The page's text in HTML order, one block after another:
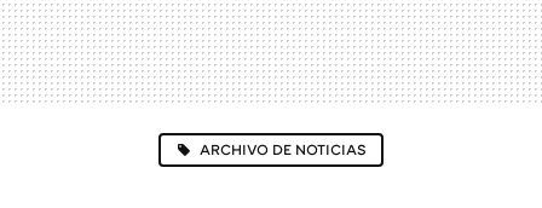
ARCHIVO DE NOTICIAS